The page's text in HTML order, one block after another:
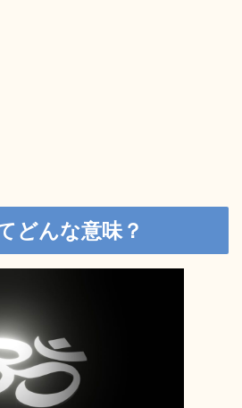
どんな意味？